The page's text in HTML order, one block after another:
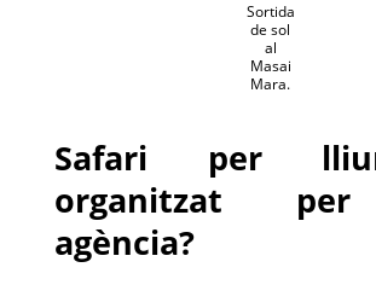
Sortida
de sol
al
Masai
Mara.
Safari per
organitzat
agència?